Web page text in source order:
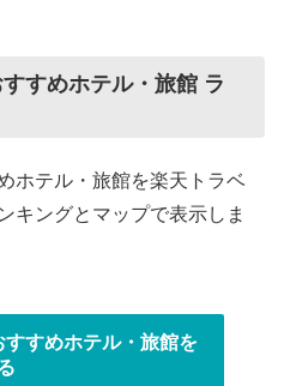
すめホテル・旅館 ラ
ホテル・旅館を楽天トラベ
キングとマップで表示しま
すめホテル・旅館を